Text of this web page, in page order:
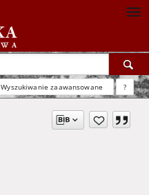
Wyszukiwanie zaawansowane ?